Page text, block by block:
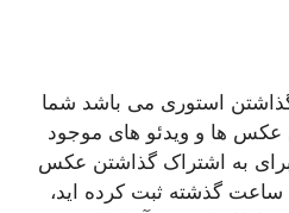
استوری می باشد شما
عکس ها و ویدئو های موجود
برای به اشتراک گذاشتن عکس
ها و ویدئو هایی که در 24 ساعت گذشته ثبت کرده اید،